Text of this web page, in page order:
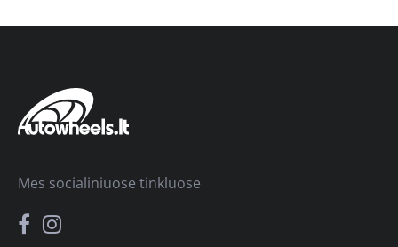
Mes socialiniuose tinkluose